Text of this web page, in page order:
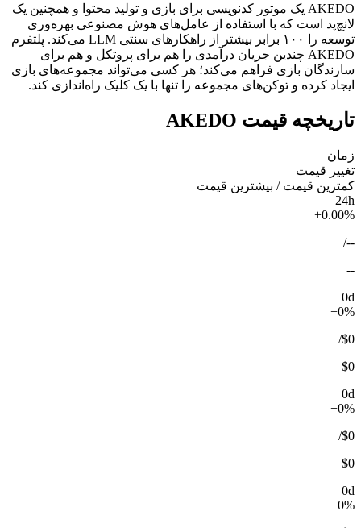
AKEDO یک موتور کدنویسی برای بازی و تولید محتوا و همچنین یک
لانچ‌پد است که با استفاده از عامل‌های هوش مصنوعی بهره‌وری
توسعه را ۱۰۰ برابر بیشتر از راهکارهای سنتی LLM می‌کند. پلتفرم
AKEDO چندین جریان درآمدی را هم برای پروتکل و هم برای
سازندگان بازی فراهم می‌کند؛ هر کسی می‌تواند مجموعه‌های بازی
ایجاد کرده و توکن‌های مجموعه را تنها با یک کلیک راه‌اندازی کند.
تاریخچه قیمت AKEDO
زمان
تغییر قیمت
کمترین قیمت / بیشترین قیمت
24h
+0.00%
--
/
--
0d
+0%
$0
/
$0
0d
+0%
$0
/
$0
0d
+0%